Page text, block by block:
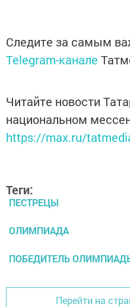
Следите за самым
Telegram-канале
Читайте новости
национальном
https://max.ru/
Теги:
ПЕСТРЕЦЫ
ОЛИМПИАДА
ПОБЕДИТЕЛЬ
Перейти на